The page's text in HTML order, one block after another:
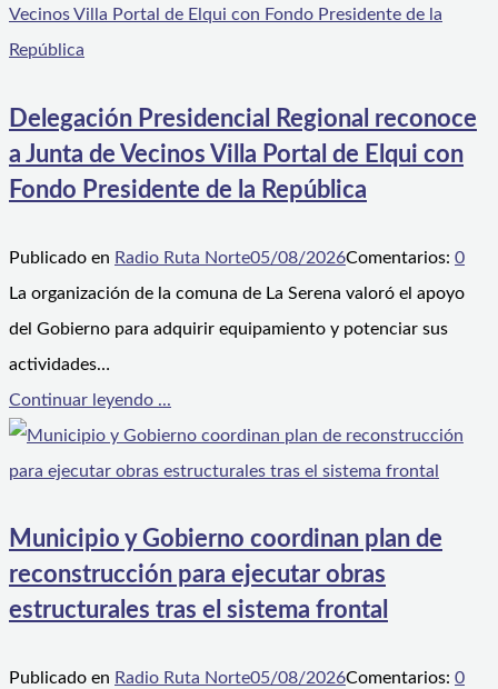
Delegación Presidencial Regional reconoce
a Junta de Vecinos Villa Portal de Elqui con
Fondo Presidente de la República
Publicado en Radio Ruta Norte05/08/2026Comentarios: 0
La organización de la comuna de La Serena valoró el apoyo
del Gobierno para adquirir equipamiento y potenciar sus
actividades…
Continuar leyendo ...
Municipio y Gobierno coordinan plan de
reconstrucción para ejecutar obras
estructurales tras el sistema frontal
Publicado en Radio Ruta Norte05/08/2026Comentarios: 0